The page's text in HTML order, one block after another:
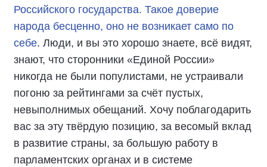
Российского государства. Такое доверие
народа бесценно, оно не возникает само по
себе. Люди, и вы это хорошо знаете, всё видят,
знают, что сторонники «Единой России»
никогда не были популистами, не устраивали
погоню за рейтингами за счёт пустых,
невыполнимых обещаний. Хочу поблагодарить
вас за эту твёрдую позицию, за весомый вклад
в развитие страны, за большую работу в
парламентских органах и в системе